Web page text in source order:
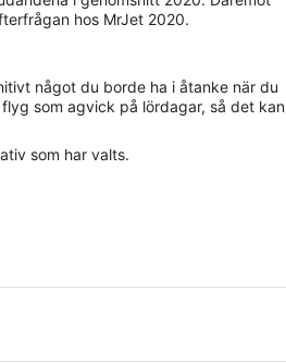
hos MrJet 2020.
något du borde ha i åtanke när du
som agvick på lördagar, så det kan
som har valts.
Toyota Corolla